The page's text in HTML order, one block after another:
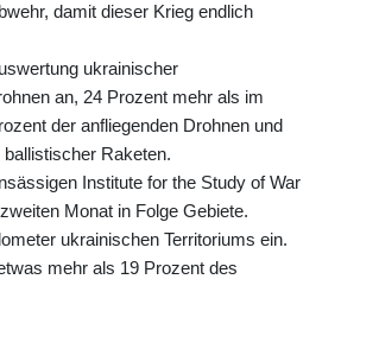
damit dieser Krieg endlich
ukrainischer
an, 24 Prozent mehr als im
der anfliegenden Drohnen und
Raketen.
Institute for the Study of War
Monat in Folge Gebiete.
ukrainischen Territoriums ein.
mehr als 19 Prozent des